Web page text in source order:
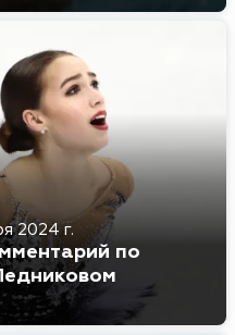
2024 г.
по